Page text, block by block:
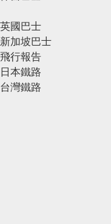
英國巴士
新加坡巴士
飛行報告
日本鐵路
台灣鐵路